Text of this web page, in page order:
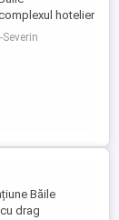
hotelier
Băile
drag